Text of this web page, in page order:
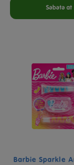
Səbətə at
Barbie Sparkle